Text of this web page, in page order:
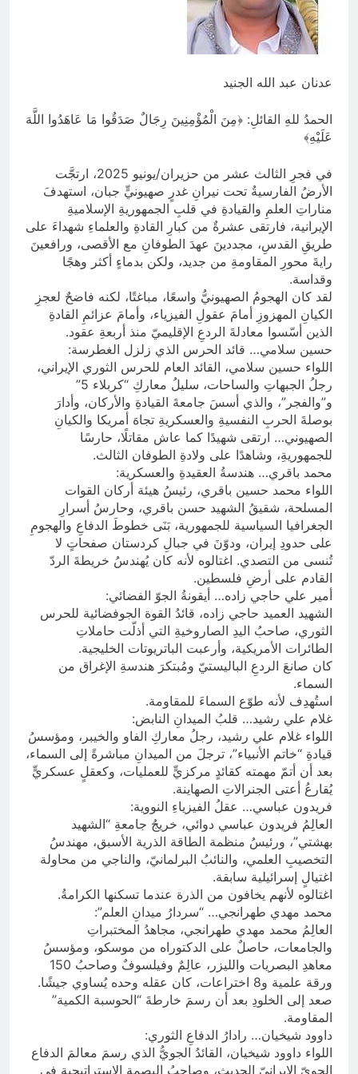
ازمة العلم العراقي.. ليست ازمة فقدان
الوطنية عند العراقيين.. بل (ازمة فقدان
الوطنية بالعلم نفسه) نركز على فئة
الوقت (تغضب عندما ترى عراقي يرفع علمعدنان عبد الله الجنيد
الحمدُ للهِ القائلِ: ﴿مِنَ الْمُؤْمِنِينَ رِجَالٌ صَدَقُوا مَا عَاهَدُوا اللَّهَ
عَلَيْهِ﴾
في فجرِ الثالث عشر من حزيران/يونيو 2025، ارتجَّت
الأرضُ الفارسيةُ تحت نيرانِ غدرٍ صهيونيٍّ جبان، استهدفَ
مناراتِ العلمِ والقيادةِ في قلبِ الجمهوريةِ الإسلاميةِ
الإيرانية، فارتقى عشرةٌ من كبارِ القادةِ والعلماءِ شهداءَ على
طريقِ القدسِ، مجددينَ عهدَ الطوفانِ مع الأقصى، ورافعينَ
رايةَ محورِ المقاومةِ من جديد، ولكن بدماءٍ أكثر وهجًا
وقداسة.
لقد كان الهجومُ الصهيونيُّ واسعًا، مباغتًا، لكنه فاضحٌ لعجزِ
الكيانِ المهزوزِ أمامَ عقولِ الفيزياء، وأمامَ عزائمِ القادةِ
الذين أسّسوا معادلةَ الردعِ الإقليميّ منذ أربعةِ عقود.
حسين سلامي… قائد الحرس الذي زلزل الغطرسة:
اللواء حسين سلامي، القائد العام للحرس الثوري الإيراني،
رجلُ الجبهاتِ والساحات، سليلُ معاركِ “كربلاء 5”
و”والفجر”، والذي أسسَ جامعةَ القيادةِ والأركان، وأدارَ
بوصلةَ الحربِ النفسيةِ والعسكريةِ تجاهَ أمريكا والكيانِ
الصهيوني… ارتقى شهيدًا كما عاش مقاتلًا، حارسًا
للجمهوريةِ، وشاهدًا على ولادةِ الطوفان الثالث.
محمد باقري… هندسةُ العقيدةِ والعسكرية:
اللواء محمد حسين باقري، رئيسُ هيئة أركان القوات
المسلحة، شقيقُ الشهيد حسن باقري، وحارسُ أسرارِ
الجغرافيا السياسية للجمهورية، بَنَى خطوطَ الدفاعِ والهجومِ
على حدودِ إيران، ودوّنَ في جبالِ كردستان صفحاتٍ لا
تُنسى من التصدي. اغتالوه لأنه كان يُهندسُ خريطةَ الردّ
القادم على أرضِ فلسطين.
أمير علي حاجي زاده… أيقونةُ الجوّ الفضائي:
الشهيد العميد حاجي زاده، قائدُ القوة الجوفضائية للحرس
الثوري، صاحبُ اليدِ الصاروخيةِ التي أذلّت حاملاتِ
الطائرات الأمريكية، وأرعبت الباتريوتات الخليجية.
كان صانعَ الردعِ الباليستيّ ومُبتكرَ هندسةِ الإغراق من
السماء.
استُهدِف لأنه طوّع السماءَ للمقاومة.
غلام علي رشيد… قلبُ الميدانِ النابض:
اللواء غلام علي رشيد، رجلُ معاركِ الفاو والخيبر، ومؤسسُ
قيادةِ “خاتم الأنبياء”، ترجلَ من الميدانِ مباشرةً إلى السماء،
بعد أن أتمّ مهمته كقائدٍ مركزيٍّ للعمليات، وكعقلٍ عسكريٍّ
يُقارعُ أعتى الجنرالاتِ الصهاينة.
فريدون عباسي… عقلُ الفيزياءِ النووية:
العالِمُ فريدون عباسي دوائي، خريجُ جامعةِ “الشهيد
بهشتي”، ورئيسُ منظمة الطاقة الذرية الأسبق، مهندسُ
التخصيبِ العلمي، والنائبُ البرلمانيّ، والناجي من محاولة
اغتيالٍ إسرائيلية سابقة.
اغتالوه لأنهم يخافون من الذرة عندما تسكنها الكرامةُ.
محمد مهدي طهرانجي… “سردارُ ميدانِ العلم”:
العالِمُ محمد مهدي طهرانجي، مجاهدُ المختبراتِ
والجامعات، حاصلٌ على الدكتوراه من موسكو، ومؤسسُ
معاهدِ البصريات والليزر، عالِمٌ وفيلسوفٌ وصاحبُ 150
ورقة علمية و8 اختراعات، كان عقله وحده يُساوي جيشًا.
صعد إلى الخلودِ بعد أن رسمَ خارطةَ “الحوسبة الكمية”
المقاومة.
داوود شيخيان… رادارُ الدفاعِ الثوري:
اللواء داوود شيخيان، القائدُ الجويُّ الذي رسمَ معالمَ الدفاع
الجويّ الإيرانيّ الحديث، وصاحبُ البصمةِ الإستراتيجيةِ في